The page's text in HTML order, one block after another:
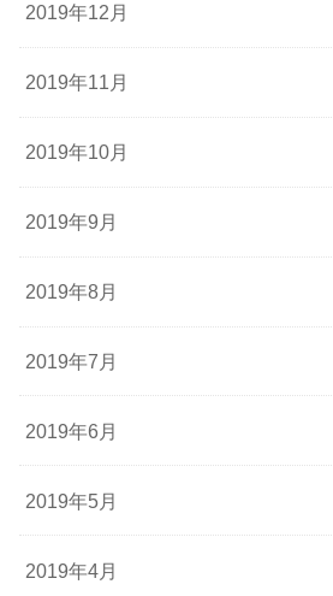
2019年12月
2019年11月
2019年10月
2019年9月
2019年8月
2019年7月
2019年6月
2019年5月
2019年4月